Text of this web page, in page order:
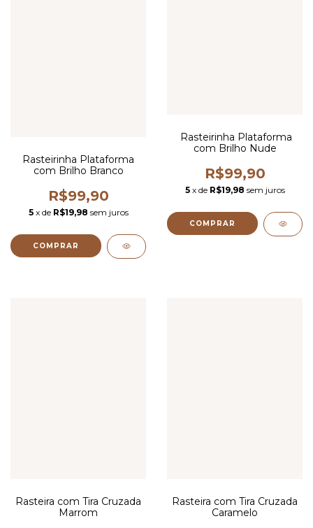
Rasteirinha Plataforma
com Brilho Branco
R$99,90
5 x de R$19,98 sem juros
COMPRAR
Rasteirinha Plataforma
com Brilho Nude
R$99,90
5 x de R$19,98 sem juros
COMPRAR
Rasteira com Tira Cruzada
Marrom
Rasteira com Tira Cruzada
Caramelo